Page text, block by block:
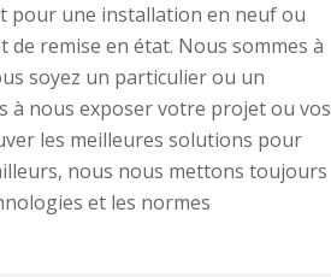
pour une installation en neuf ou
de remise en état. Nous sommes à
soyez un particulier ou un
à nous exposer votre projet ou vos
les meilleures solutions pour
nous nous mettons toujours
et les normes